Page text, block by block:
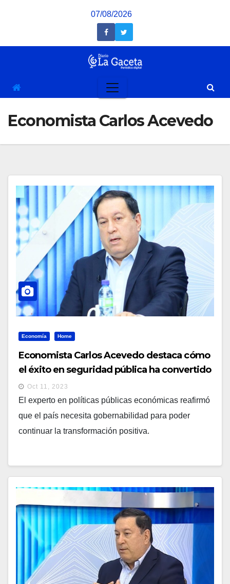
07/08/2026
Economista Carlos Acevedo
Economía Home
Economista Carlos Acevedo destaca cómo
el éxito en seguridad pública ha convertido
al presidente Bukele en líder admirado en
América Latin
Oct 11, 2023
El experto en políticas públicas económicas reafirmó
que el país necesita gobernabilidad para poder
continuar la transformación positiva.